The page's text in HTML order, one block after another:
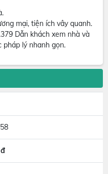
mại, tiện ích vây quanh.
Dẫn khách xem nhà và
lý nhanh gọn.